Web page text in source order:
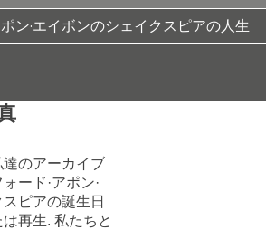
ン·エイボンのシェイクスピアの人生
のアーカイブ
ード·アポン·
ピアの誕生日
再生. 私たちと